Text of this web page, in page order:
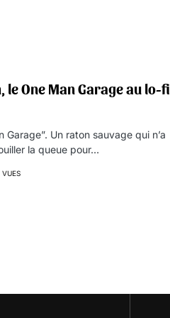
le One Man Garage au lo-fi
Garage”. Un raton sauvage qui n’a
la queue pour…